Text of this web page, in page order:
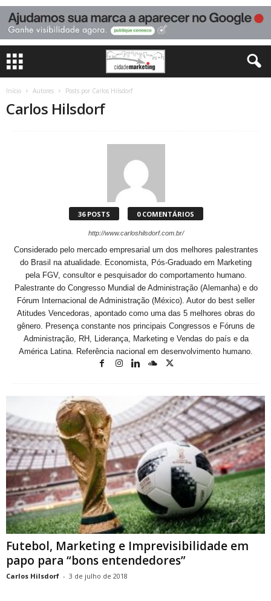
Início Autores Posts por Carlos Hilsdorf
Carlos Hilsdorf
36 POSTS 0 COMENTÁRIOS
http://www.carloshilsdorf.com.br/
Considerado pelo mercado empresarial um dos melhores palestrantes
do Brasil na atualidade. Economista, Pós-Graduado em Marketing
pela FGV, consultor e pesquisador do comportamento humano.
Palestrante do Congresso Mundial de Administração (Alemanha) e do
Fórum Internacional de Administração (México). Autor do best seller
Atitudes Vencedoras, apontado como uma das 5 melhores obras do
gênero. Presença constante nos principais Congressos e Fóruns de
Administração, RH, Liderança, Marketing e Vendas do país e da
América Latina. Referência nacional em desenvolvimento humano.
Futebol, Marketing e Imprevisibilidade em
papo para “bons entendedores”
Carlos Hilsdorf - 3 de julho de 2018